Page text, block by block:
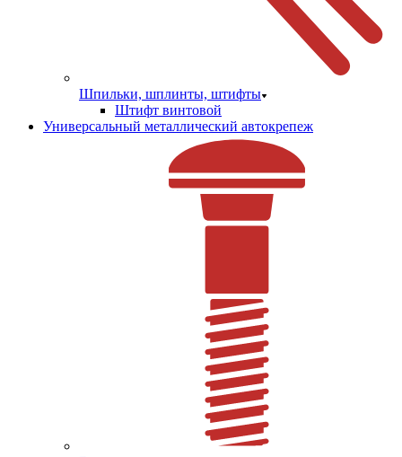
Шпильки, шплинты, штифты
Штифт винтовой
Универсальный металлический автокрепеж